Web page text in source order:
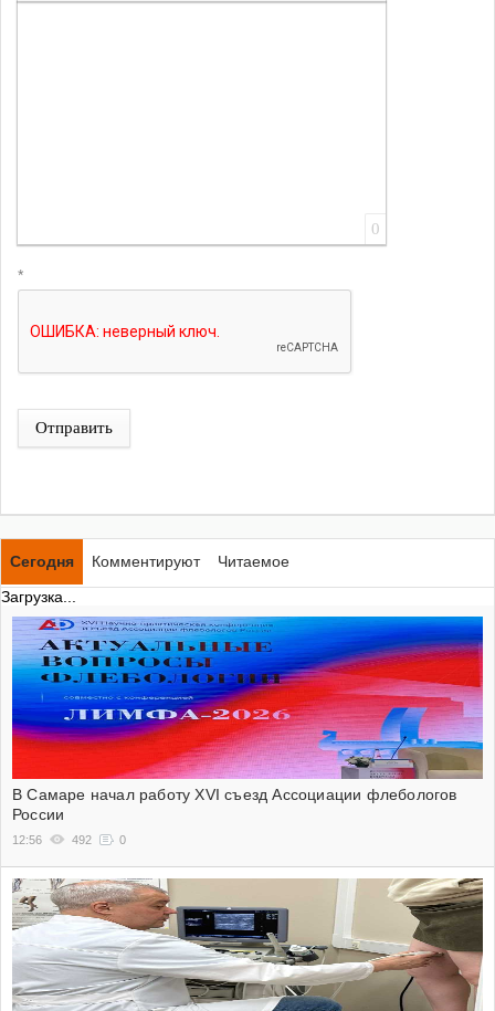
Вставить ссылку
Вставить защищенную ссылку
Вставить смайлик
Вставка скрытого текста
Вставка цитаты
Вставка спойлера
0
*
Отправить
Сегодня Комментируют
Читаемое
Загрузка...
В Самаре начал работу XVI съезд Ассоциации флебологов
России
12:56 492 0